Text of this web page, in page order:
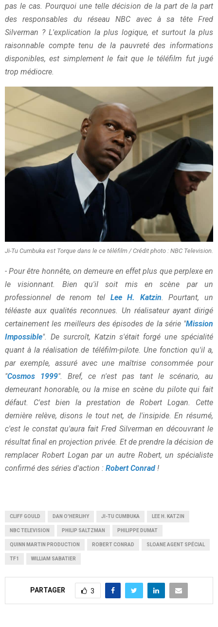
pas le cas. Pourquoi une telle décision de la part de la part
des responsables du réseau NBC avec à sa tête Fred
Silverman ? L'explication la plus logique, et surtout la plus
raisonnable compte tenu de la pauvreté des informations
disponibles, est simplement le fait que le téléfilm fut jugé
trop médiocre.
Ji-Tu Cumbuka est Torque dans le ce téléfilm / Crédit photo : NBC Television.
- Pour être honnête, on demeure en effet plus que perplexe en
le visionnant. Bien qu'il soit mis en scène par un
professionnel de renom tel Lee H. Katzin. Pourtant, un
téléaste aux qualités reconnues. Un réalisateur ayant dirigé
certainement les meilleurs des épisodes de la série "Mission
Impossible". De surcroît, Katzin s'était forgé une spécialité
quant à la réalisation de téléfilm-pilote. Une fonction qu'il a,
par exemple, assuré avec une maîtrise consommée pour
"Cosmos 1999". Bref, ce n'est pas tant le scénario, au
demeurant honorable, ou la mise en scène du pilote qui fait
défaut. C'est bien la prestation de Robert Logan. Cette
dernière relève, disons le tout net, de l'insipide. En résumé,
c'est le constat qu'aura fait Fred Silverman en découvrant le
résultat final en projection privée. Et de prendre la décision de
remplacer Robert Logan par un autre Robert, un spécialiste
confirmé des séries d'action : Robert Conrad !
CLIFF GOULD DAN O'HERLIHY JI-TU CUMBUKA LEE H. KATZIN
NBC TELEVISION PHILIP SALTZMAN PHILIPPE DUMAT
QUINN MARTIN PRODUCTION ROBERT CONRAD SLOANE AGENT SPÉCIAL
TF1 WILLIAM SABATIER
PARTAGER 3